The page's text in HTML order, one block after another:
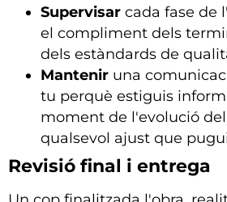
Supervisar cada fase de
el compliment dels
dels estàndards de
Mantenir una
tu perquè estiguis
moment de l'evolució
qualsevol ajust que
Revisió final i entrega